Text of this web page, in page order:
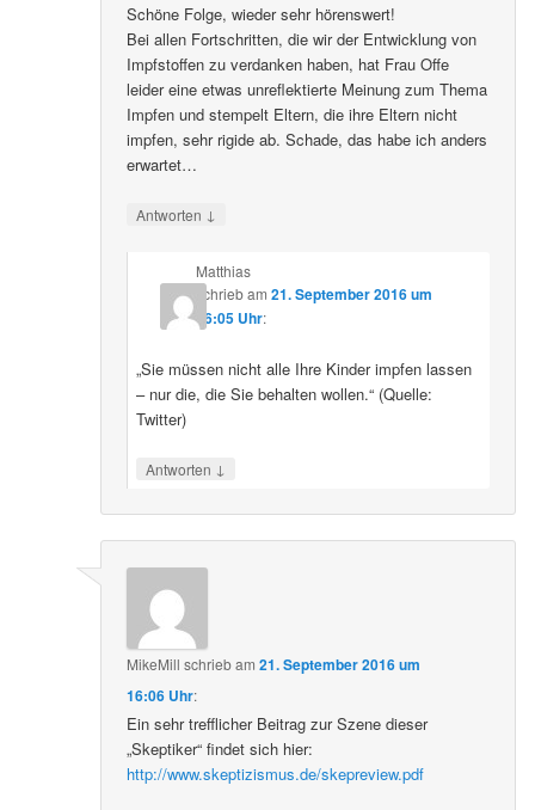
Schöne Folge, wieder sehr hörenswert!
Bei allen Fortschritten, die wir der Entwicklung von
Impfstoffen zu verdanken haben, hat Frau Offe
leider eine etwas unreflektierte Meinung zum Thema
Impfen und stempelt Eltern, die ihre Eltern nicht
impfen, sehr rigide ab. Schade, das habe ich anders
erwartet…
Antworten ↓
Matthias
schriebam 21. September 2016 um
16:05 Uhr:
„Sie müssen nicht alle Ihre Kinder impfen lassen
– nur die, die Sie behalten wollen.“ (Quelle:
Twitter)
Antworten ↓
MikeMill schriebam21. September 2016 um
16:06 Uhr:
Ein sehr trefflicher Beitrag zur Szene dieser
„Skeptiker“ findet sich hier:
http://www.skeptizismus.de/skepreview.pdf